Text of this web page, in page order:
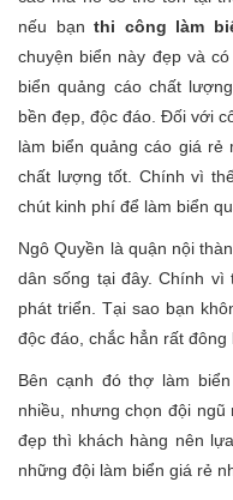
nếu bạn thi công làm
chuyện biển này đẹp và
biển quảng cáo chất
bền đẹp, độc đáo. Đối với
làm biển quảng cáo giá rẻ
chất lượng tốt. Chính vì
chút kinh phí để làm biển
Ngô Quyền là quận nội
dân sống tại đây. Chính
phát triển. Tại sao bạn
độc đáo, chắc hẳn rất đông
Bên cạnh đó thợ làm
nhiều, nhưng chọn đội ngũ
đẹp thì khách hàng nên
những đội làm biển giá rẻ